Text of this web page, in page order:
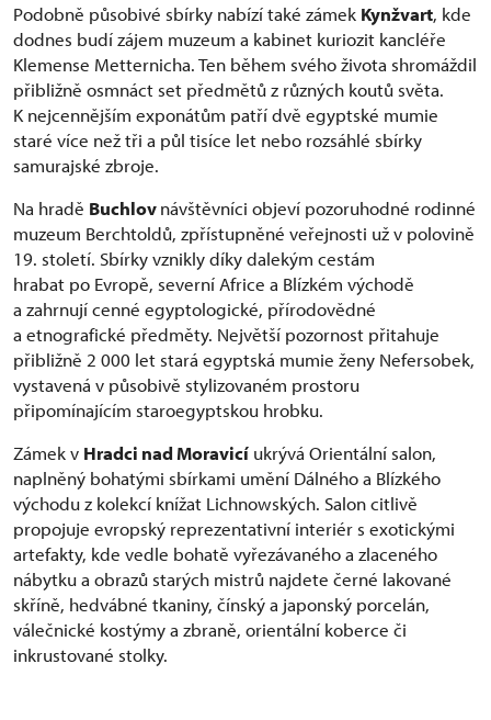
Podobně působivé sbírky nabízí také zámek Kynžvart, kde
dodnes budí zájem muzeum a kabinet kuriozit kancléře
Klemense Metternicha. Ten během svého života shromáždil
přibližně osmnáct set předmětů z různých koutů světa.
K nejcennějším exponátům patří dvě egyptské mumie
staré více než tři a půl tisíce let nebo rozsáhlé sbírky
samurajské zbroje.
Na hradě Buchlovnávštěvníci objeví pozoruhodné rodinné
muzeum Berchtoldů, zpřístupněné veřejnosti už v polovině
19. století. Sbírky vznikly díky dalekým cestám
hrabat po Evropě, severní Africe a Blízkém východě
a zahrnují cenné egyptologické, přírodovědné
a etnografické předměty. Největší pozornost přitahuje
přibližně 2 000 let stará egyptská mumie ženy Nefersobek,
vystavená v působivě stylizovaném prostoru
připomínajícím staroegyptskou hrobku.
Zámek v Hradci nad Moravicí ukrývá Orientální salon,
naplněný bohatými sbírkami umění Dálného a Blízkého
východu z kolekcí knížat Lichnowských. Salon citlivě
propojuje evropský reprezentativní interiér s exotickými
artefakty, kde vedle bohatě vyřezávaného a zlaceného
nábytku a obrazů starých mistrů najdete černé lakované
skříně, hedvábné tkaniny, čínský a japonský porcelán,
válečnické kostýmy a zbraně, orientální koberce či
inkrustované stolky.